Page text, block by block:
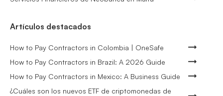
Artículos destacados
How to Pay Contractors in Colombia | OneSafe
How to Pay Contractors in Brazil: A 2026 Guide
How to Pay Contractors in Mexico: A Business Guide
¿Cuáles son los nuevos ETF de criptomonedas de